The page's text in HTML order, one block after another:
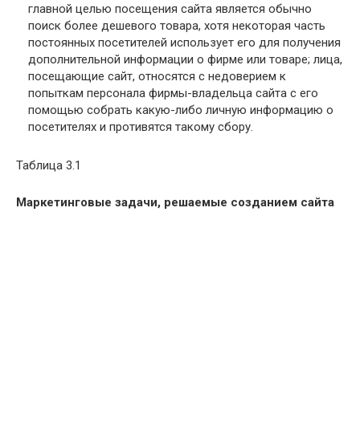
главной целью посещения сайта является обычно
поиск более дешевого товара, хотя некоторая часть
постоянных посетителей использует его для получения
дополнительной информации о фирме или товаре; лица,
посещающие сайт, относятся с недоверием к
попыткам персонала фирмы-владельца сайта с его
помощью собрать какую-либо личную информацию о
посетителях и противятся такому сбору.
Таблица 3.1
Маркетинговые задачи, решаемые созданием сайта